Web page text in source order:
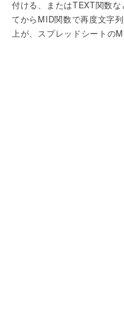
付ける、またはTEXT関数
てからMID関数で再度文字
上が、スプレッドシートの